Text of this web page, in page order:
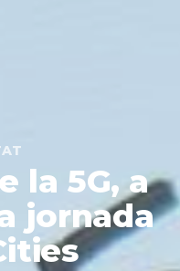
la 5G, a
jornada